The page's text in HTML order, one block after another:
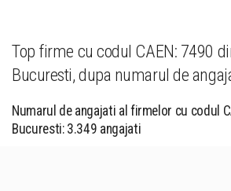
Top firme cu codul CAEN: 7490
Bucuresti, dupa numarul de
Numarul de angajati al firmelor cu codul
Bucuresti: 3.349 angajati